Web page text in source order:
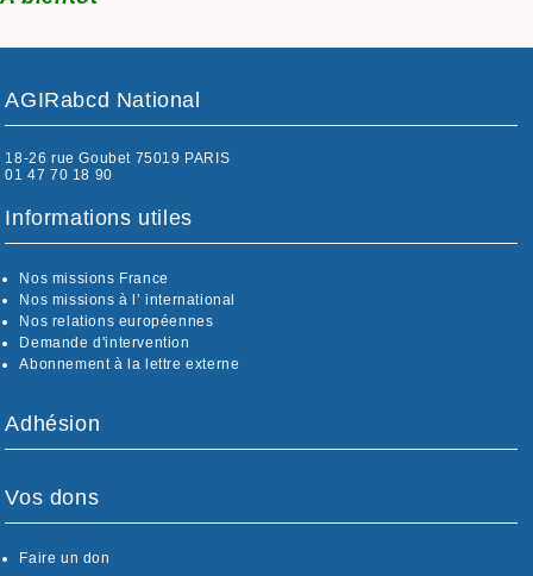
AGIRabcd National
18-26 rue Goubet 75019 PARIS
01 47 70 18 90
Informations utiles
Nos missions France
Nos missions à l’ international
Nos relations européennes
Demande d'intervention
Abonnement à la lettre externe
Adhésion
Vos dons
Faire un don